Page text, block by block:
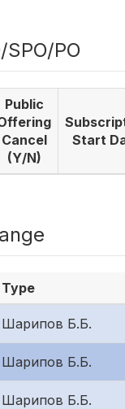
PO
Public
Cancel
(Y/N)
Start
Type
Шарипов Б.Б.
Шарипов Б.Б.
Шарипов Б.Б.